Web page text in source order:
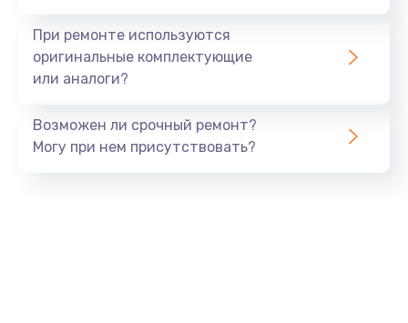
При ремонте используются
оригинальные комплектующие
или аналоги?
Возможен ли срочный ремонт?
Могу при нем присутствовать?